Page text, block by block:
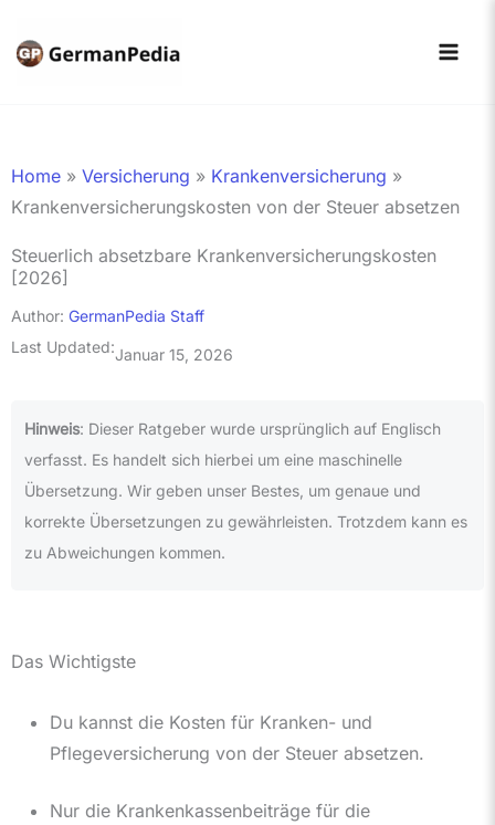
Inhalt
Home » Versicherung » Krankenversicherung »
Krankenversicherungskosten von der Steuer absetzen
Steuerlich absetzbare Krankenversicherungskosten
[2026]
Author: GermanPedia Staff
Last Updated:Januar 15, 2026
Hinweis: Dieser Ratgeber wurde ursprünglich auf Englisch
verfasst. Es handelt sich hierbei um eine maschinelle
Übersetzung. Wir geben unser Bestes, um genaue und
korrekte Übersetzungen zu gewährleisten. Trotzdem kann es
zu Abweichungen kommen.
Das Wichtigste
Du kannst die Kosten für Kranken- und
Pflegeversicherung von der Steuer absetzen.
Nur die Krankenkassenbeiträge für die